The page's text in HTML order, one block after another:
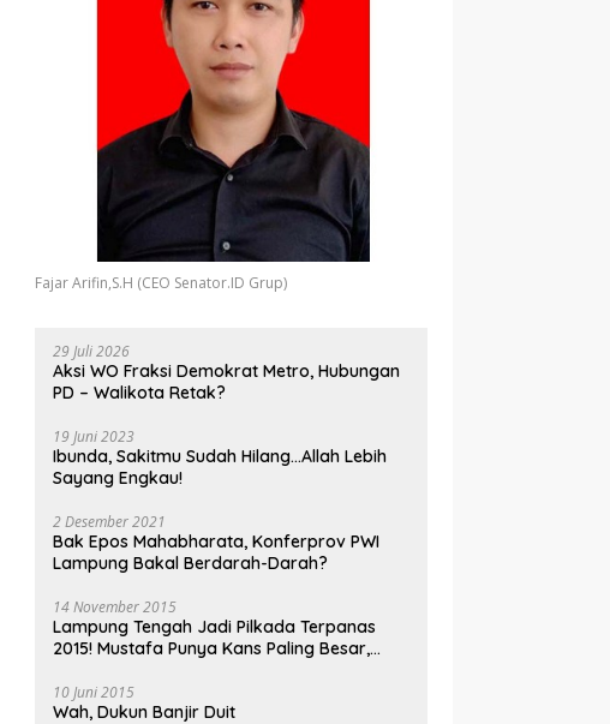
Fajar Arifin,S.H (CEO Senator.ID Grup)
29 Juli 2026
Aksi WO Fraksi Demokrat Metro, Hubungan
PD – Walikota Retak?
19 Juni 2023
Ibunda, Sakitmu Sudah Hilang…Allah Lebih
Sayang Engkau!
2 Desember 2021
Bak Epos Mahabharata, Konferprov PWI
Lampung Bakal Berdarah-Darah?
14 November 2015
Lampung Tengah Jadi Pilkada Terpanas
2015! Mustafa Punya Kans Paling Besar,
10 Juni 2015
Wah, Dukun Banjir Duit